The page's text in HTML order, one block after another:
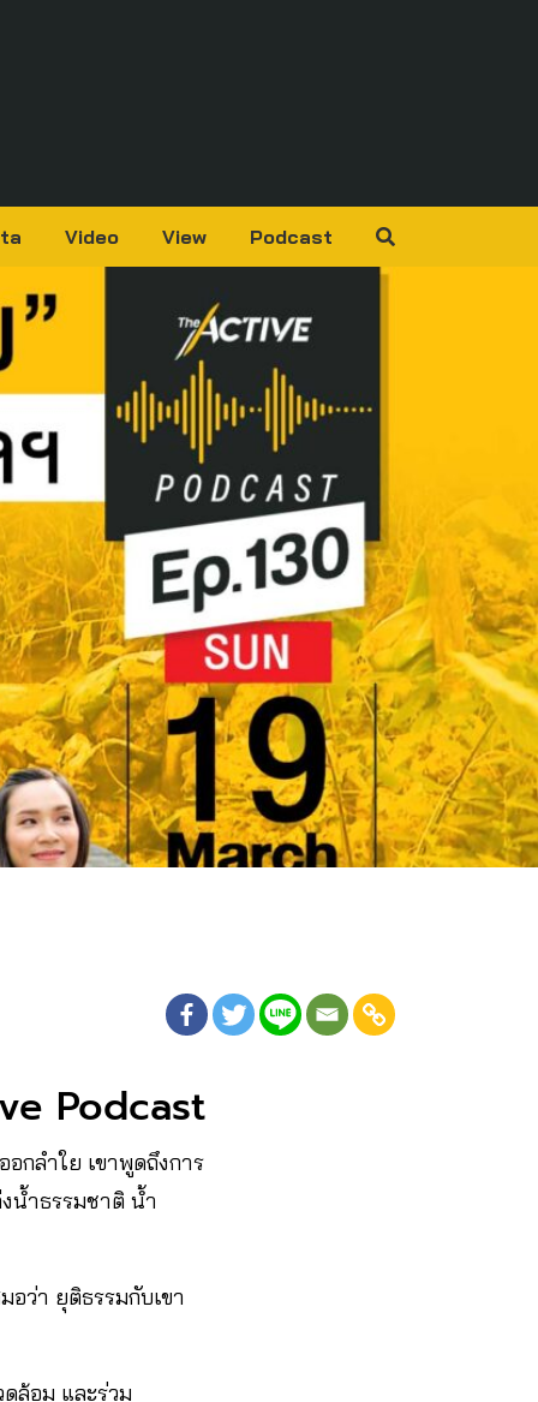
Video View Podcast
Podcast
กลำใย เขาพูดถึงการ
น้ำธรรมชาติ น้ำ
อว่า ยุติธรรมกับเขา
ล้อม และร่วม